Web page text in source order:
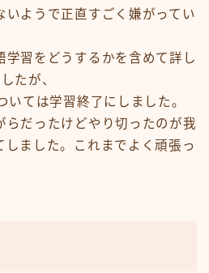
いようで正直すごく嫌がってい
学習をどうするかを含めて詳し
たが、
いては学習終了にしました。
らだったけどやり切ったのが我
しました。これまでよく頑張っ